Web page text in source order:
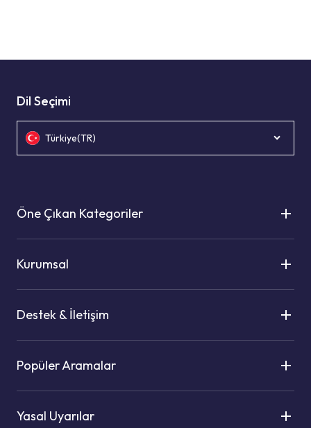
Dil Seçimi
Türkiye(TR)
Öne Çıkan Kategoriler
Kurumsal
Destek & İletişim
Popüler Aramalar
Yasal Uyarılar